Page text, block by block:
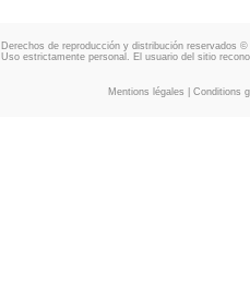
Derechos de reproducción y distribución reservados
Uso estrictamente personal. El usuario del sitio
Mentions légales Conditions